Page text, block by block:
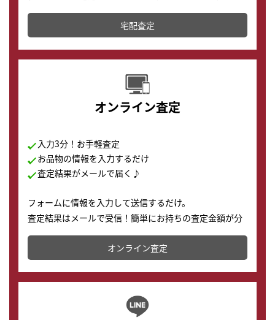
テムです。
配送でも簡単&安全に査定・買取に出すことが可能で
す。
宅配査定
オンライン査定
入力3分！お手軽査定
お品物の情報を入力するだけ
査定結果がメールで届く♪
フォームに情報を入力して送信するだけ。
査定結果はメールで受信！簡単にお持ちの査定金額が分
かります。
オンライン査定